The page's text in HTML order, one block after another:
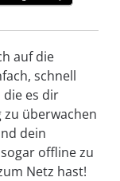
auf die
schnell
es dir
überwachen
dein
offline zu
Netz hast!